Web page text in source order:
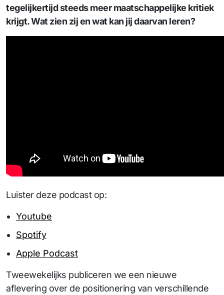
tegelijkertijd steeds meer maatschappelijke kritiek
krijgt. Wat zien zij en wat kan jij daarvan leren?
Luister deze podcast op:
Youtube
Spotify
Apple Podcast
Tweewekelijks publiceren we een nieuwe
aflevering over de positionering van verschillende